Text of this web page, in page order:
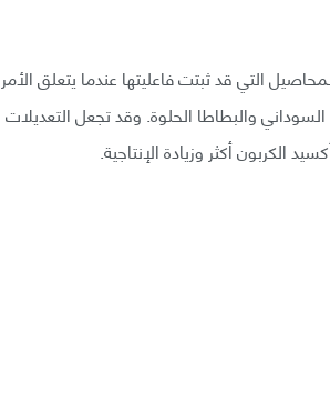
التي قد ثبتت فاعليتها عندما يتعلق
والبطاطا الحلوة. وقد تجعل التعديلات
الكربون أكثر وزيادة الإنتاجية.